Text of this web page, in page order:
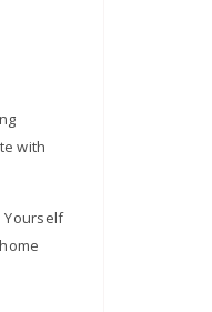
with
Yourself